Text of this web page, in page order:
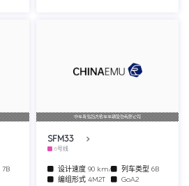
7B
中车青岛四方机车车辆股份有限公司
SFM33
6号线
设计速度 90 km/h 列车类型 6B
编组形式 4M2T GoA2